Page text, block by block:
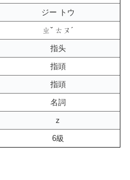
ジー トウ
ㄓˇ ㄊㄡˊ
指头
指頭
指頭
名詞
z
6級